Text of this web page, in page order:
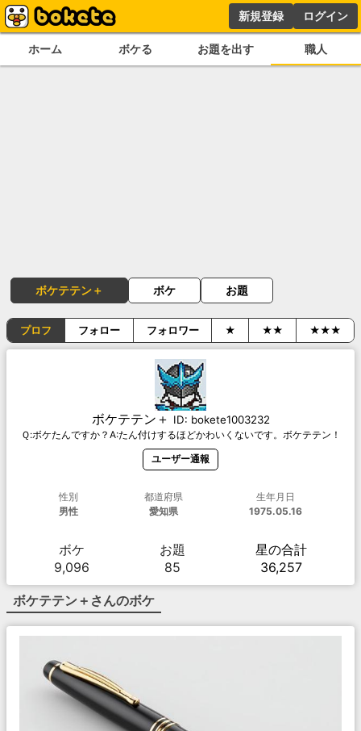
新規登録 ログイン
ホーム ボケる お題を出す 職人
ボケテテン＋ ボケ お題
プロフ フォロー フォロワー ★ ★★ ★★★
ボケテテン＋ ID: bokete1003232
Ｑ:ボケたんですか？A:たん付けするほどかわいくないです。ボケテテン！
ユーザー通報
性別
男性
都道府県
愛知県
生年月日
1975.05.16
ボケ
9,096
お題
85
星の合計
36,257
ボケテテン＋ さんのボケ